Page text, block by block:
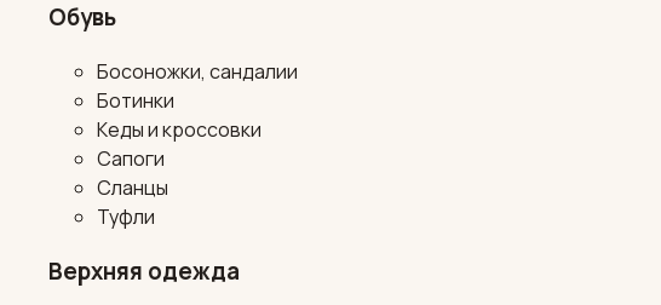
Обувь
Босоножки, сандалии
Ботинки
Кеды и кроссовки
Сапоги
Сланцы
Туфли
Верхняя одежда